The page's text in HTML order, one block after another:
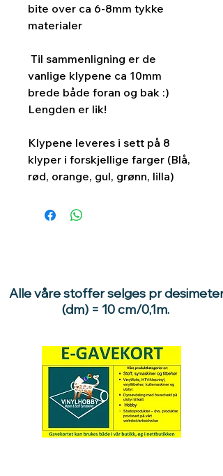
bite over ca 6-8mm tykke
materialer
Til sammenligning er de
vanlige klypene ca 10mm
brede både foran og bak :)
Lengden er lik!
Klypene leveres i sett på 8
klyper i forskjellige farger (Blå,
rød, orange, gul, grønn, lilla)
Alle våre stoffer selges pr desimeter
(dm) = 10 cm/0,1m.